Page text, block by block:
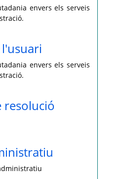
envers els serveis
envers els serveis
resolució